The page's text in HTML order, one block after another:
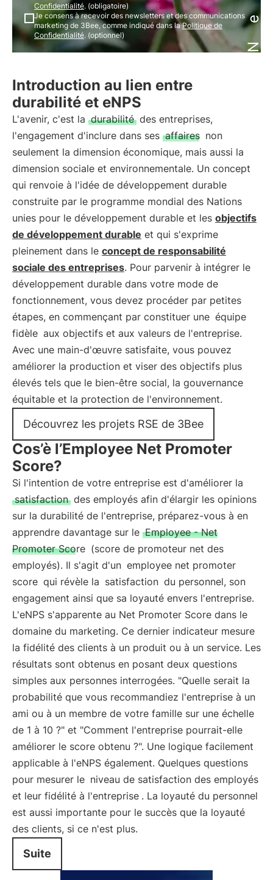
Confidentialité. (obligatoire)
Je consens à recevoir des newsletters et des communications
marketing de 3Bee, comme indiqué dans laPolitique de
Confidentialité. (optionnel)
Introduction au lien entre
durabilité et eNPS
L'avenir, c'est la durabilité des entreprises,
l'engagement d'inclure dans ses affaires non
seulement la dimension économique, mais aussi la
dimension sociale et environnementale. Un concept
qui renvoie à l'idée de développement durable
construite par le programme mondial des Nations
unies pour le développement durable et les objectifs
de développement durable et qui s'exprime
pleinement dans le concept de responsabilité
sociale des entreprises. Pour parvenir à intégrer le
développement durable dans votre mode de
fonctionnement, vous devez procéder par petites
étapes, en commençant par constituer une équipe
fidèle aux objectifs et aux valeurs de l'entreprise.
Avec une main-d'œuvre satisfaite, vous pouvez
améliorer la production et viser des objectifs plus
élevés tels que le bien-être social, la gouvernance
équitable et la protection de l'environnement.
Découvrez les projets RSE de 3Bee
Cos’è l’Employee Net Promoter
Score?
Si l'intention de votre entreprise est d'améliorer la
satisfaction des employés afin d'élargir les opinions
sur la durabilité de l'entreprise, préparez-vous à en
apprendre davantage sur le Employee - Net
Promoter Score (score de promoteur net des
employés). Il s'agit d'un employee net promoter
score qui révèle la satisfaction du personnel, son
engagement ainsi que sa loyauté envers l'entreprise.
L'eNPS s'apparente au Net Promoter Score dans le
domaine du marketing. Ce dernier indicateur mesure
la fidélité des clients à un produit ou à un service. Les
résultats sont obtenus en posant deux questions
simples aux personnes interrogées. "Quelle serait la
probabilité que vous recommandiez l'entreprise à un
ami ou à un membre de votre famille sur une échelle
de 1 à 10 ?" et "Comment l'entreprise pourrait-elle
améliorer le score obtenu ?". Une logique facilement
applicable à l'eNPS également. Quelques questions
pour mesurer le niveau de satisfaction des employés
et leur fidélité à l'entreprise . La loyauté du personnel
est aussi importante pour le succès que la loyauté
des clients, si ce n'est plus.
Suite